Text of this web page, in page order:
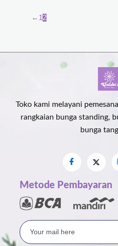
← 1 2
Toko kami melayani
rangkaian bunga standing,
bunga
Metode Pembayaran